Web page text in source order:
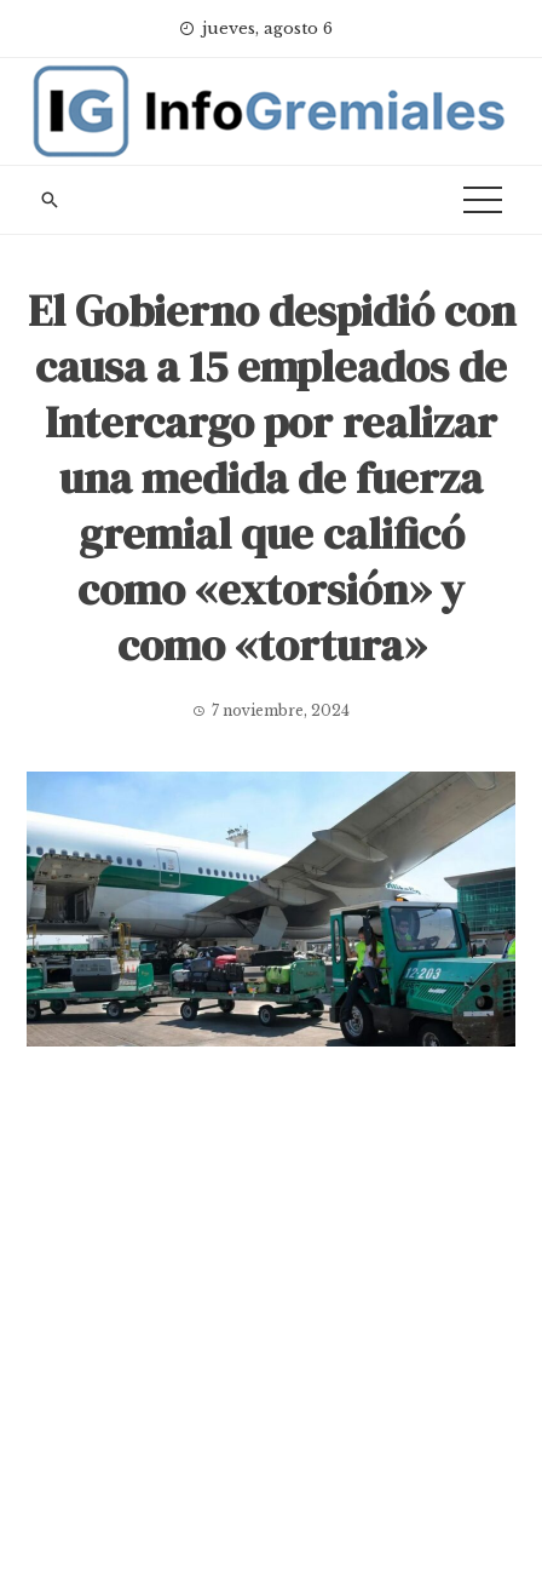
content
jueves, agosto 6
El Gobierno despidió con
causa a 15 empleados de
Intercargo por realizar
una medida de fuerza
gremial que calificó
como «extorsión» y
como «tortura»
7 noviembre, 2024